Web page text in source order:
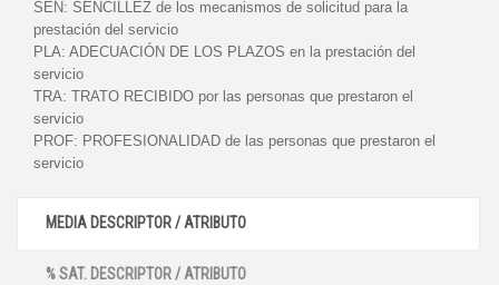
SEN: SENCILLEZ de los mecanismos de solicitud para la
prestación del servicio
PLA: ADECUACIÓN DE LOS PLAZOS en la prestación del
servicio
TRA: TRATO RECIBIDO por las personas que prestaron el
servicio
PROF: PROFESIONALIDAD de las personas que prestaron el
servicio
MEDIA DESCRIPTOR / ATRIBUTO
% SAT. DESCRIPTOR / ATRIBUTO